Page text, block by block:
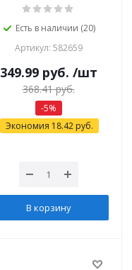
Есть в наличии (20)
Артикул: 582659
349.99руб. /шт
368.41руб.
-5%
Экономия 18.42 руб.
В корзину